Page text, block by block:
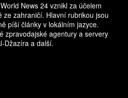
News 24 vznikl za účelem
zahraničí. Hlavní rubrikou jsou
píší články v lokálním jazyce.
zpravodajské agentury a servery
Džazíra a další.